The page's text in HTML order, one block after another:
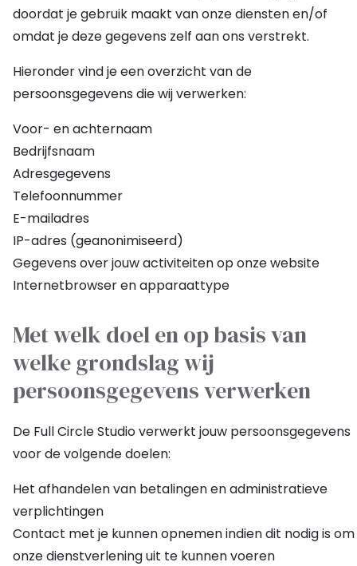
doordat je gebruik maakt van onze diensten en/of
omdat je deze gegevens zelf aan ons verstrekt.
Hieronder vind je een overzicht van de
persoonsgegevens die wij verwerken:
Voor- en achternaam
Bedrijfsnaam
Adresgegevens
Telefoonnummer
E-mailadres
IP-adres (geanonimiseerd)
Gegevens over jouw activiteiten op onze website
Internetbrowser en apparaattype
Met welk doel en op basis van
welke grondslag wij
persoonsgegevens verwerken
De Full Circle Studio verwerkt jouw persoonsgegevens
voor de volgende doelen:
Het afhandelen van betalingen en administratieve
verplichtingen
Contact met je kunnen opnemen indien dit nodig is om
onze dienstverlening uit te kunnen voeren